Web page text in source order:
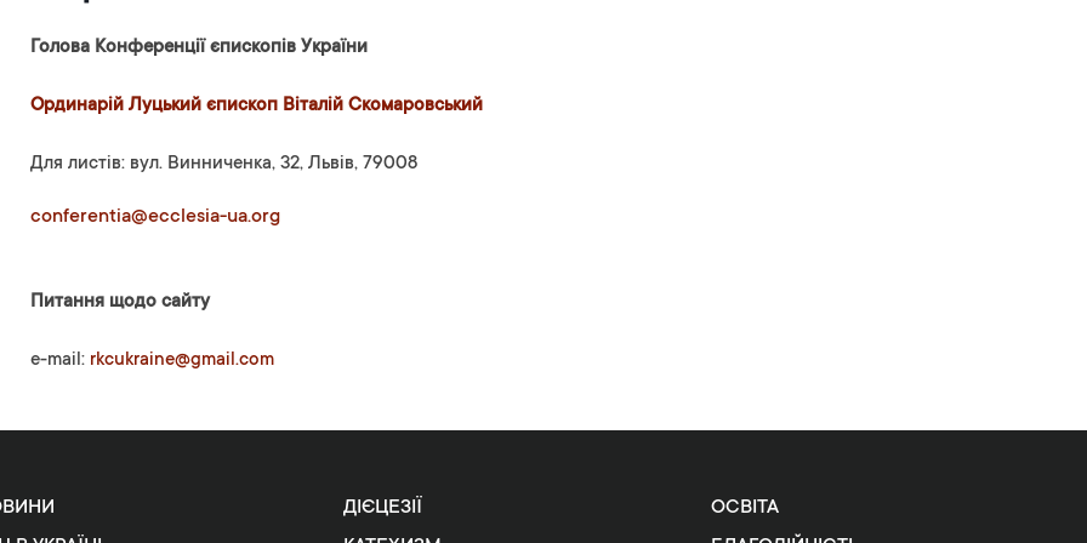
Голова Конференції єпископів України
Ординарій Луцький єпископ Віталій Скомаровський
Для листів: вул. Винниченка, 32, Львів, 79008
conferentia@ecclesia-ua.org
Питання щодо сайту
e-mail: rkcukraine@gmail.com
ДІЄЦЕЗІЇ
ОСВІТА